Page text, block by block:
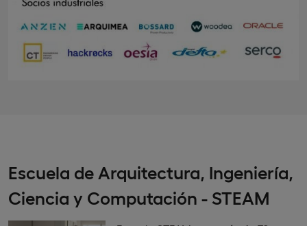
Escuela de Arquitectura, Ingeniería,
Ciencia y Computación - STEAM